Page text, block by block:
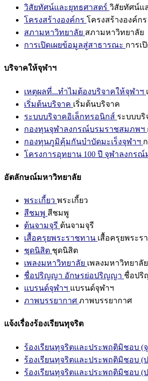
วิสัยทัศน์และยุทธศาสตร์ วิสัยทัศน์แ
โครงสร้างองค์กร โครงสร้างองค์กร
สภามหาวิทยาลัย สภามหาวิทยาลัย
การเปิดเผยข้อมูลสู่สาธารณะ การเ
บริจาคให้จุฬาฯ
เหตุผลที่...ทำไมต้องบริจาคให้จุฬาฯ
เริ่มต้นบริจาค เริ่มต้นบริจาค
ระบบบริจาคอิเล็กทรอนิกส์ ระบบบริ
กองทุนจุฬาลงกรณ์บรมราชสมภพฯ
กองทุนภูมิคุ้มกันบำบัดมะเร็งจุฬาฯ
โครงการอุทยาน 100 ปี จุฬาลงกรณ์
อัตลักษณ์มหาวิทยาลัย
พระเกี้ยว พระเกี้ยว
สีชมพู สีชมพู
ต้นจามจุรี ต้นจามจุรี
เสื้อครุยพระราชทาน เสื้อครุยพระร
ชุดนิสิต ชุดนิสิต
เพลงมหาวิทยาลัย เพลงมหาวิทยาลัย
ชื่อปริญญา อักษรย่อปริญญา ชื่อปริ
แบรนด์จุฬาฯ แบรนด์จุฬาฯ
ภาพบรรยากาศ ภาพบรรยากาศ
แจ้งเรื่องร้องเรียนทุจริต
ร้องเรียนทุจริตและประพฤติมิชอบ (
ร้องเรียนทุจริตและประพฤติมิชอบ (
ร้องเรียนทุจริตและประพฤติมิชอบ (